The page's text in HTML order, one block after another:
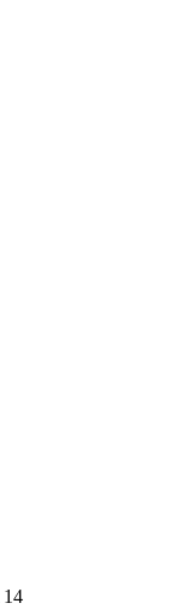
14